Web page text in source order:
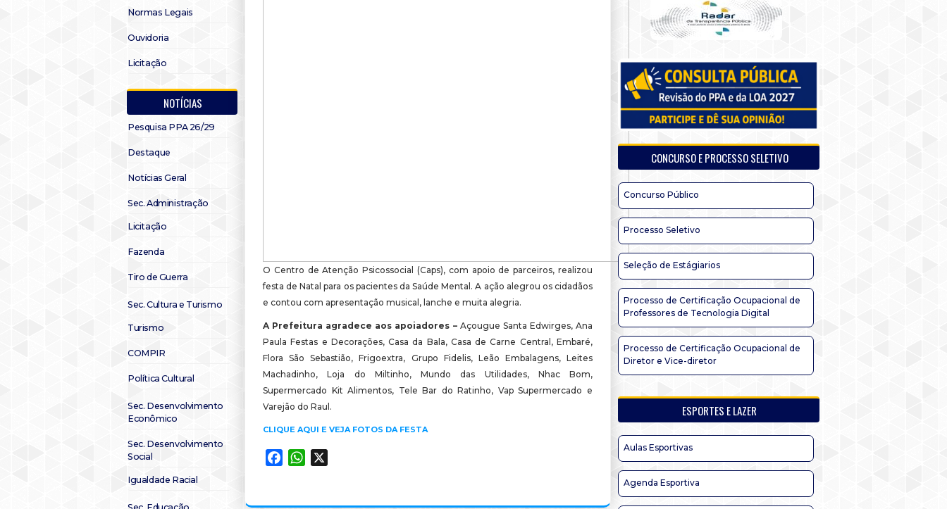
Normas Legais
Ouvidoria
Licitação
NOTÍCIAS
Pesquisa PPA 26/29
Destaque
Notícias Geral
Sec. Administração
Licitação
Fazenda
Tiro de Guerra
Sec. Cultura e Turismo
Turismo
COMPIR
Política Cultural
Sec. Desenvolvimento
Econômico
Sec. Desenvolvimento
Social
Igualdade Racial
O Centro de Atenção Psicossocial (Caps), com apoio de parceiros, realizou
festa de Natal para os pacientes da Saúde Mental. A ação alegrou os cidadãos
e contou com apresentação musical, lanche e muita alegria.
A Prefeitura agradece aos apoiadores –Açougue Santa Edwirges, Ana
Paula Festas e Decorações, Casa da Bala, Casa de Carne Central, Embaré,
Flora São Sebastião, Frigoextra, Grupo Fidelis, Leão Embalagens, Leites
Machadinho, Loja do Miltinho, Mundo das Utilidades, Nhac Bom,
Supermercado Kit Alimentos, Tele Bar do Ratinho, Vap Supermercado e
Varejão do Raul.
CLIQUE AQUI E VEJA FOTOS DA FESTA
FacebookWhatsApp
CONCURSO E PROCESSO SELETIVO
Concurso Público
Processo Seletivo
Seleção de Estágiarios
Processo de Certificação Ocupacional de
Professores de Tecnologia Digital
Processo de Certificação Ocupacional de
Diretor e Vice-diretor
ESPORTES E LAZER
Aulas Esportivas
Agenda Esportiva